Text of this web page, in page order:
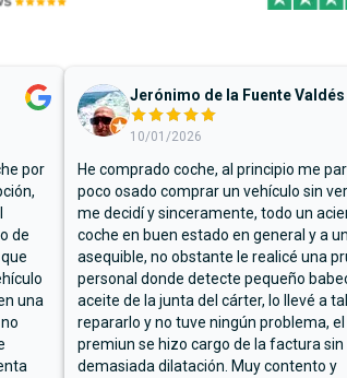
por
de
una
Jerónimo de la Fuente Valdés
10/01/2026
He comprado coche, al principio me
poco osado comprar un vehículo sin
me decidí y sinceramente, todo un
coche en buen estado en general y a
asequible, no obstante le realicé una
personal donde detecte pequeño
aceite de la junta del cárter, lo llevé a
repararlo y no tuve ningún problema,
premiun se hizo cargo de la factura sin
demasiada dilatación. Muy contento y